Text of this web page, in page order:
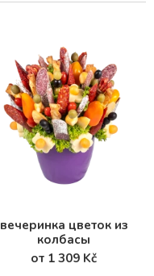
вечеринка цветок из
колбасы
от 1 309 Kč